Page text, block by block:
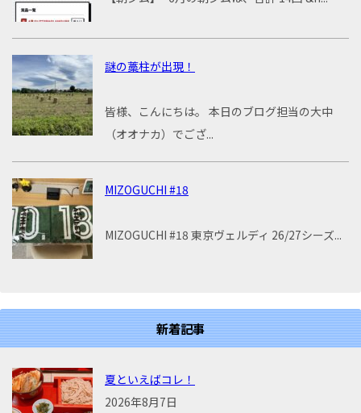
謎の藁柱が出現！
皆様、こんにちは。 本日のブログ担当の大中
（オオナカ）でござ...
MIZOGUCHI #18
MIZOGUCHI #18 東京ヴェルディ 26/27シーズ...
新着記事
夏といえばコレ！
2026年8月7日